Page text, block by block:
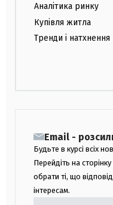
Аналітика ринку
Купівля житла
Тренди і натхнення
Email -
Будьте в курсі всіх
Перейдіть на
обрати ті, що
інтересам.